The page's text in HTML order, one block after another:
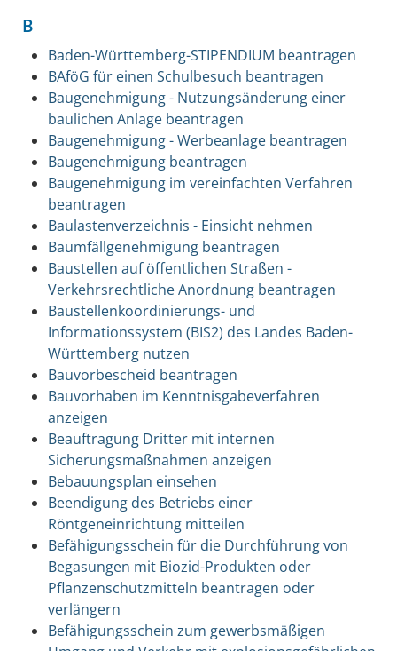
B
Baden-Württemberg-STIPENDIUM beantragen
BAföG für einen Schulbesuch beantragen
Baugenehmigung - Nutzungsänderung einer
baulichen Anlage beantragen
Baugenehmigung - Werbeanlage beantragen
Baugenehmigung beantragen
Baugenehmigung im vereinfachten Verfahren
beantragen
Baulastenverzeichnis - Einsicht nehmen
Baumfällgenehmigung beantragen
Baustellen auf öffentlichen Straßen -
Verkehrsrechtliche Anordnung beantragen
Baustellenkoordinierungs- und
Informationssystem (BIS2) des Landes Baden-
Württemberg nutzen
Bauvorbescheid beantragen
Bauvorhaben im Kenntnisgabeverfahren
anzeigen
Beauftragung Dritter mit internen
Sicherungsmaßnahmen anzeigen
Bebauungsplan einsehen
Beendigung des Betriebs einer
Röntgeneinrichtung mitteilen
Befähigungsschein für die Durchführung von
Begasungen mit Biozid-Produkten oder
Pflanzenschutzmitteln beantragen oder
verlängern
Befähigungsschein zum gewerbsmäßigen